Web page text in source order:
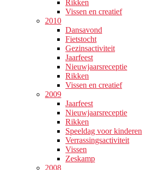
Rikken
Vissen en creatief
2010
Dansavond
Fietstocht
Gezinsactiviteit
Jaarfeest
Nieuwjaarsreceptie
Rikken
Vissen en creatief
2009
Jaarfeest
Nieuwjaarsreceptie
Rikken
Speeldag voor kinderen
Verrassingsactiviteit
Vissen
Zeskamp
2008